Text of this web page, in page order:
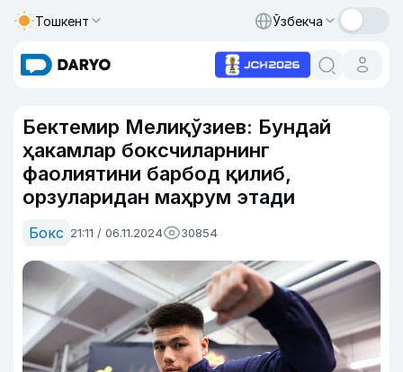
Тошкент Ўзбекча
Бектемир Мелиқўзиев: Бундай
ҳакамлар боксчиларнинг
фаолиятини барбод қилиб,
орзуларидан маҳрум этади
Бокс 21:11 / 06.11.2024 30854